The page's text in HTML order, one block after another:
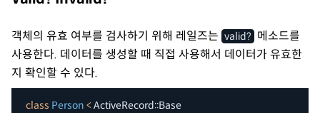
객체의 유효 여부를 검사하기 위해 레일즈는 valid? 메소드를
사용한다. 데이터를 생성할 때 직접 사용해서 데이터가 유효한
지 확인할 수 있다.
class Person < ActiveRecord::Base